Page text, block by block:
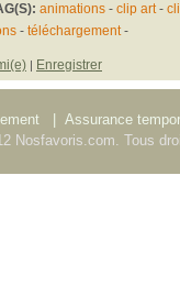
animations- clip art-
- téléchargement-
| Enregistrer
Assurance
Nosfavoris.com. Tous